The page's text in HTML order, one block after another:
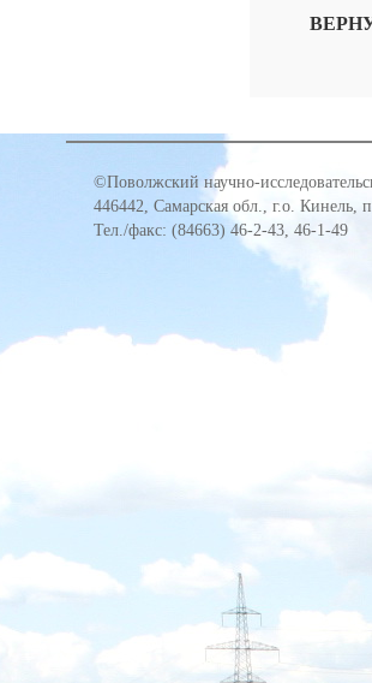
©Поволжский научно-
446442, Самарская обл., г.о. Кинель,
Тел./факс: (84663) 46-2-43, 46-1-49